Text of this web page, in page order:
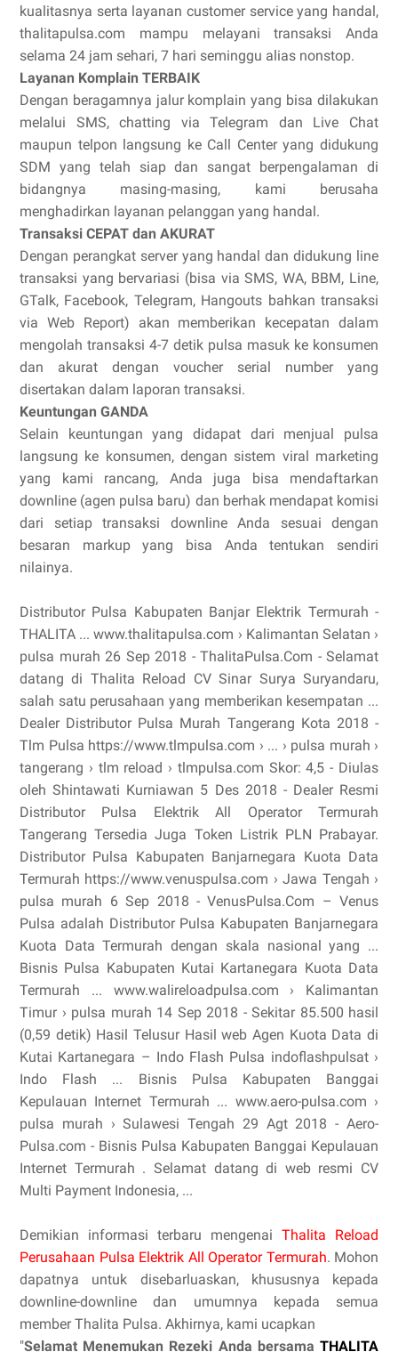
kualitasnya serta layanan customer service yang handal,
thalitapulsa.com mampu melayani transaksi Anda
selama 24 jam sehari, 7 hari seminggu alias nonstop.
Layanan Komplain TERBAIK
Dengan beragamnya jalur komplain yang bisa dilakukan
melalui SMS, chatting via Telegram dan Live Chat
maupun telpon langsung ke Call Center yang didukung
SDM yang telah siap dan sangat berpengalaman di
bidangnya masing-masing, kami berusaha
menghadirkan layanan pelanggan yang handal.
Transaksi CEPAT dan AKURAT
Dengan perangkat server yang handal dan didukung line
transaksi yang bervariasi (bisa via SMS, WA, BBM, Line,
GTalk, Facebook, Telegram, Hangouts bahkan transaksi
via Web Report) akan memberikan kecepatan dalam
mengolah transaksi 4-7 detik pulsa masuk ke konsumen
dan akurat dengan voucher serial number yang
disertakan dalam laporan transaksi.
Keuntungan GANDA
Selain keuntungan yang didapat dari menjual pulsa
langsung ke konsumen, dengan sistem viral marketing
yang kami rancang, Anda juga bisa mendaftarkan
downline (agen pulsa baru) dan berhak mendapat komisi
dari setiap transaksi downline Anda sesuai dengan
besaran markup yang bisa Anda tentukan sendiri
nilainya.
Distributor Pulsa Kabupaten Banjar Elektrik Termurah -
THALITA ... www.thalitapulsa.com › Kalimantan Selatan ›
pulsa murah 26 Sep 2018 - ThalitaPulsa.Com - Selamat
datang di Thalita Reload CV Sinar Surya Suryandaru,
salah satu perusahaan yang memberikan kesempatan ...
Dealer Distributor Pulsa Murah Tangerang Kota 2018 -
Tlm Pulsa https://www.tlmpulsa.com › ... › pulsa murah ›
tangerang › tlm reload › tlmpulsa.com Skor: 4,5 - ‎Diulas
oleh Shintawati Kurniawan 5 Des 2018 - Dealer Resmi
Distributor Pulsa Elektrik All Operator Termurah
Tangerang Tersedia Juga Token Listrik PLN Prabayar.
Distributor Pulsa Kabupaten Banjarnegara Kuota Data
Termurah https://www.venuspulsa.com › Jawa Tengah ›
pulsa murah 6 Sep 2018 - VenusPulsa.Com – Venus
Pulsa adalah Distributor Pulsa Kabupaten Banjarnegara
Kuota Data Termurah dengan skala nasional yang ...
Bisnis Pulsa Kabupaten Kutai Kartanegara Kuota Data
Termurah ... www.walireloadpulsa.com › Kalimantan
Timur › pulsa murah 14 Sep 2018 - Sekitar 85.500 hasil
(0,59 detik) Hasil Telusur Hasil web Agen Kuota Data di
Kutai Kartanegara – Indo Flash Pulsa indoflashpulsat ›
Indo Flash ... Bisnis Pulsa Kabupaten Banggai
Kepulauan Internet Termurah ... www.aero-pulsa.com ›
pulsa murah › Sulawesi Tengah 29 Agt 2018 - Aero-
Pulsa.com - Bisnis Pulsa Kabupaten Banggai Kepulauan
Internet Termurah . Selamat datang di web resmi CV
Multi Payment Indonesia, ...
Demikian informasi terbaru mengenai Thalita Reload
Perusahaan Pulsa Elektrik All Operator Termurah. Mohon
dapatnya untuk disebarluaskan, khususnya kepada
downline-downline dan umumnya kepada semua
member Thalita Pulsa. Akhirnya, kami ucapkan
"Selamat Menemukan Rezeki Anda bersama THALITA